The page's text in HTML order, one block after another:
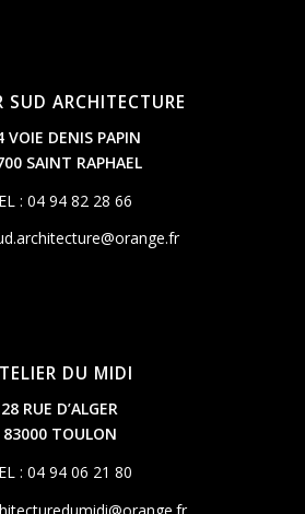
SUD ARCHITECTURE
VOIE DENIS PAPIN
SAINT RAPHAEL
: 04 94 82 28 66
DU MIDI
28 RUE D’ALGER
83000 TOULON
: 04 94 06 21 80